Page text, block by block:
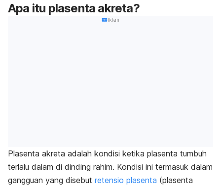
Apa itu plasenta akreta?
Iklan
Plasenta akreta adalah kondisi ketika plasenta tumbuh
terlalu dalam di dinding rahim. Kondisi ini termasuk dalam
gangguan yang disebut retensio plasenta (plasenta